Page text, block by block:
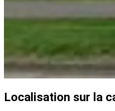
Localisation sur la